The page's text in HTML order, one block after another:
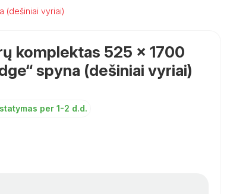
(dešiniai vyriai)
komplektas 525 × 1700
spyna (dešiniai vyriai)
per 1-2 d.d.